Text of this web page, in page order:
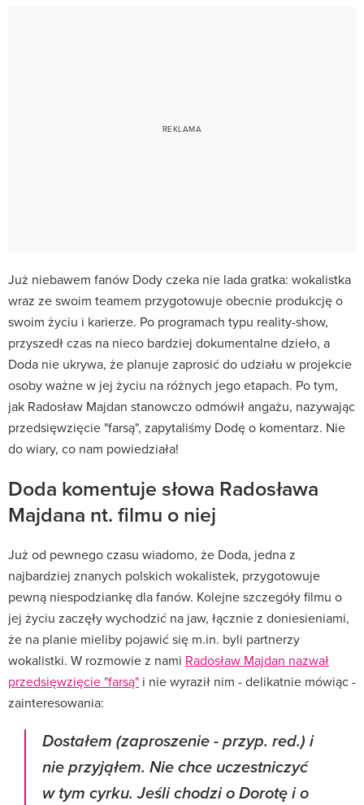
Już niebawem fanów Dody czeka nie lada gratka: wokalistka
wraz ze swoim teamem przygotowuje obecnie produkcję o
swoim życiu i karierze. Po programach typu reality-show,
przyszedł czas na nieco bardziej dokumentalne dzieło, a
Doda nie ukrywa, że planuje zaprosić do udziału w projekcie
osoby ważne w jej życiu na różnych jego etapach. Po tym,
jak Radosław Majdan stanowczo odmówił angażu, nazywając
przedsięwzięcie "farsą", zapytaliśmy Dodę o komentarz. Nie
do wiary, co nam powiedziała!
Doda komentuje słowa Radosława
Majdana nt. filmu o niej
Już od pewnego czasu wiadomo, że Doda, jedna z
najbardziej znanych polskich wokalistek, przygotowuje
pewną niespodziankę dla fanów. Kolejne szczegóły filmu o
jej życiu zaczęły wychodzić na jaw, łącznie z doniesieniami,
że na planie mieliby pojawić się m.in. byli partnerzy
wokalistki. W rozmowie z nami Radosław Majdan nazwał
przedsięwzięcie "farsą" i nie wyraził nim - delikatnie mówiąc -
zainteresowania:
Dostałem (zaproszenie - przyp. red.) i
nie przyjąłem. Nie chce uczestniczyć
w tym cyrku. Jeśli chodzi o Dorotę i o